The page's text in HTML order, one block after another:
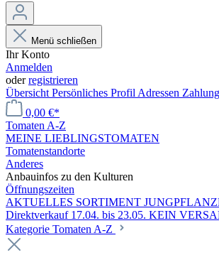
Menü schließen
Ihr Konto
Anmelden
oderregistrieren
Übersicht Persönliches Profil Adressen
0,00 €*
Tomaten A-Z
MEINE LIEBLINGSTOMATEN
Tomatenstandorte
Anderes
Anbauinfos zu den Kulturen
Öffnungszeiten
AKTUELLES SORTIMENT
Direktverkauf 17.04. bis 23.05. KEIN
Kategorie Tomaten A-Z